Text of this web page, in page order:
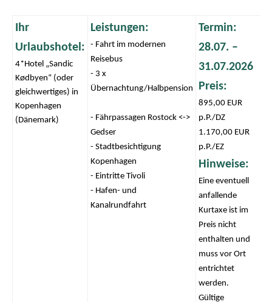
Ihr
Urlaubshotel:
4*Hotel „Sandic
Kødbyen“ (oder
gleichwertiges) in
Kopenhagen
(Dänemark)
Leistungen:
- Fahrt im modernen
Reisebus
- 3 x
Übernachtung/Halbpension
- Fährpassagen Rostock <->
Gedser
- Stadtbesichtigung
Kopenhagen
- Eintritte Tivoli
- Hafen- und
Kanalrundfahrt
Termin:
28.07. –
31.07.2026
Preis:
895,00 EUR
p.P./DZ
1.170,00 EUR
p.P./EZ
Hinweise:
Eine eventuell
anfallende
Kurtaxe ist im
Preis nicht
enthalten und
muss vor Ort
entrichtet
werden.
Gültige